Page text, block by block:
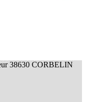
38630 CORBELIN